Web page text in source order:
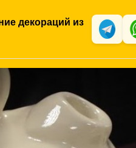
декораций из